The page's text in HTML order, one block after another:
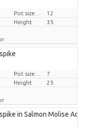
12
Height
35
7
Height
25
in Salmon Molise Aquo